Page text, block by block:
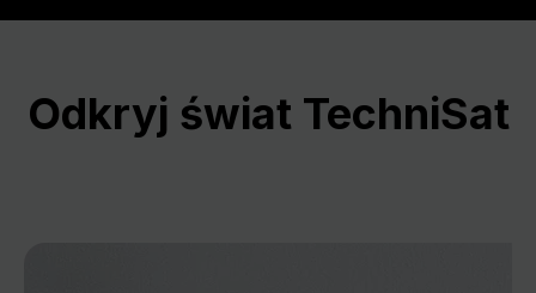
Odkryj świat TechniSat